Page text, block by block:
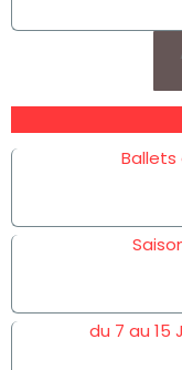
Ballets
du 7 au 15